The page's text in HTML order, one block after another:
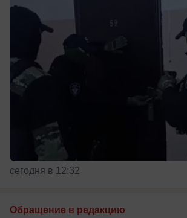
сегодня в 12:32
Обращение в редакцию